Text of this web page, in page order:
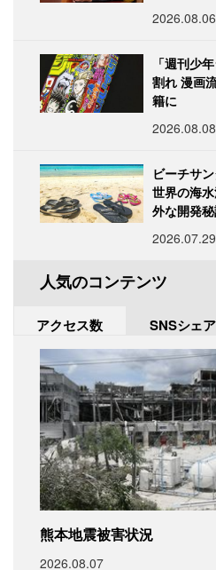
2026.08.06
「週刊少
割れ 漫画
籍に
2026.08.08
ビーチサ
世界の海
外な開発
2026.07.29
人気のコンテンツ
アクセス数 SNSシェア
熊本地震被害状況
2026.08.07